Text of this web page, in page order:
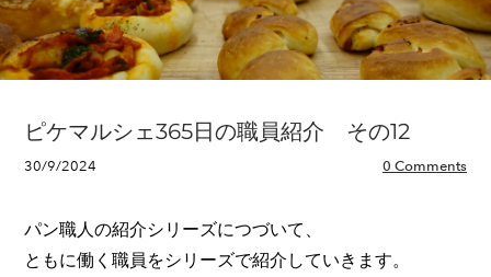
ピケマルシェ365日の職員紹介 その12
30/9/2024 0 Comments
パン職人の紹介シリーズにつづいて、
ともに働く職員をシリーズで紹介していきます。
Blog